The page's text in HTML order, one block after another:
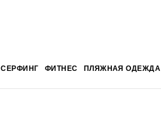
СЕРФИНГ ФИТНЕС ПЛЯЖНАЯ ОДЕЖДА